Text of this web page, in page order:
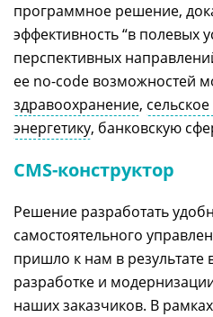
программное решение,
эффективность “в полевых
перспективных
ее no-code возможностей
здравоохранение,
энергетику, банковскую
CMS-конструктор
Решение разработать
самостоятельного
пришло к нам в результате
разработке и
наших заказчиков. В